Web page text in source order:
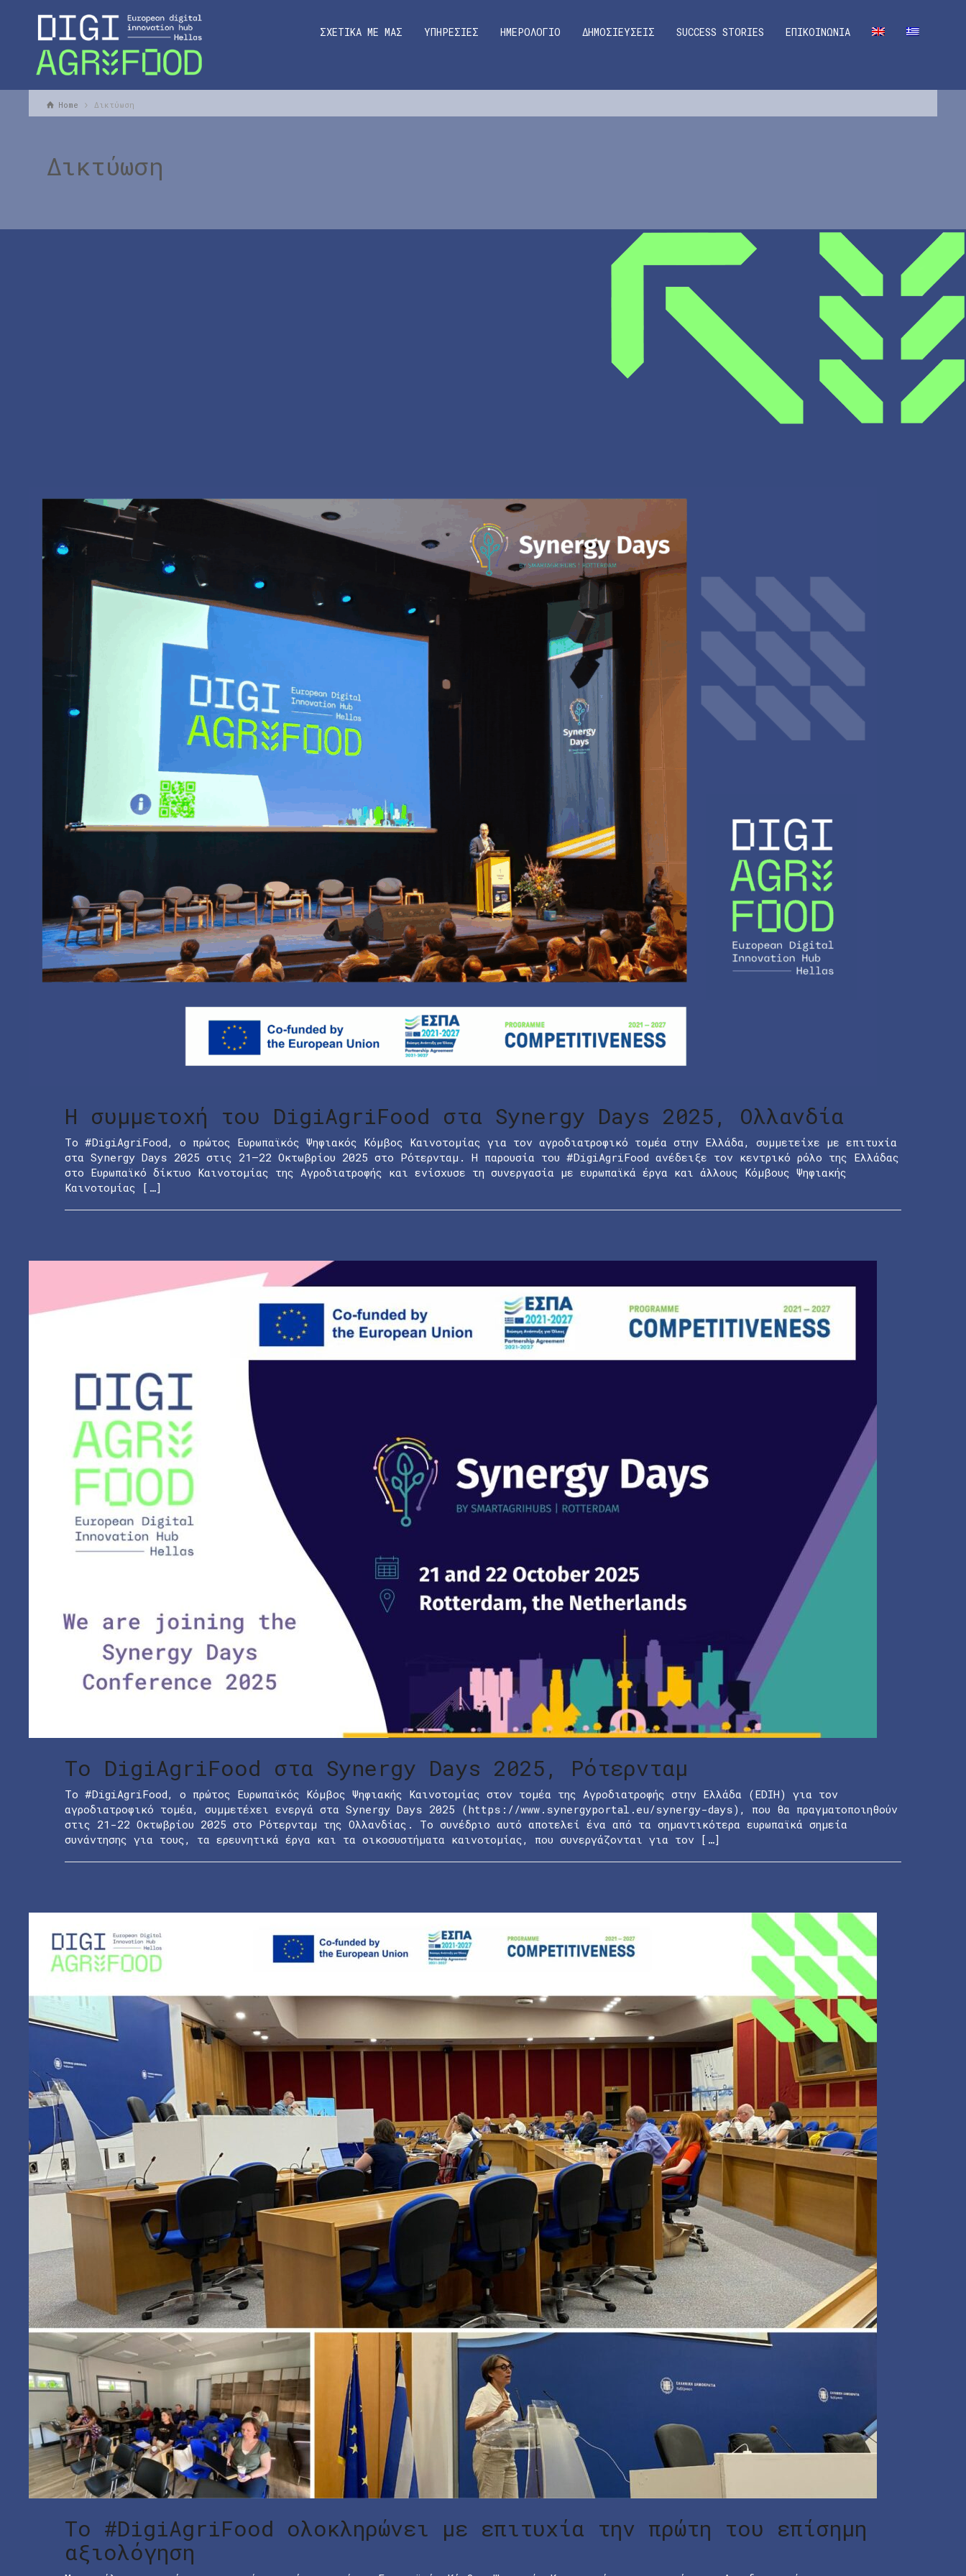
ΣΧΕΤΙΚΑ ΜΕ ΜΑΣ ΥΠΗΡΕΣΙΕΣ ΗΜΕΡΟΛΟΓΙΟ ΔΗΜΟΣΙΕΥΣΕΙΣ SUCCESS STORIES ΕΠΙΚΟΙΝΩΝΙΑ
Home Δικτύωση
Δικτύωση
Η συμμετοχή του DigiAgriFood στα Synergy Days 2025, Ολλανδία
Το #DigiAgriFood, ο πρώτος Ευρωπαϊκός Ψηφιακός Κόμβος Καινοτομίας για τον αγροδιατροφικό τομέα στην Ελλάδα, συμμετείχε με επιτυχία
στα Synergy Days 2025 στις 21–22 Οκτωβρίου 2025 στο Ρότερνταμ. Η παρουσία του #DigiAgriFood ανέδειξε τον κεντρικό ρόλο της Ελλάδας
στο Ευρωπαϊκό δίκτυο Καινοτομίας της Αγροδιατροφής και ενίσχυσε τη συνεργασία με ευρωπαϊκά έργα και άλλους Κόμβους Ψηφιακής
Καινοτομίας […]
Το DigiAgriFood στα Synergy Days 2025, Ρότερνταμ
Το #DigiAgriFood, ο πρώτος Ευρωπαϊκός Κόμβος Ψηφιακής Καινοτομίας στον τομέα της Αγροδιατροφής στην Ελλάδα (EDIH) για τον
αγροδιατροφικό τομέα, συμμετέχει ενεργά στα Synergy Days 2025 (https://www.synergyportal.eu/synergy-days), που θα πραγματοποιηθούν
στις 21-22 Οκτωβρίου 2025 στο Ρότερνταμ της Ολλανδίας. Το συνέδριο αυτό αποτελεί ένα από τα σημαντικότερα ευρωπαϊκά σημεία
συνάντησης για τους, τα ερευνητικά έργα και τα οικοσυστήματα καινοτομίας, που συνεργάζονται για τον […]
Το #DigiAgriFood ολοκληρώνει με επιτυχία την πρώτη του επίσημη
αξιολόγηση